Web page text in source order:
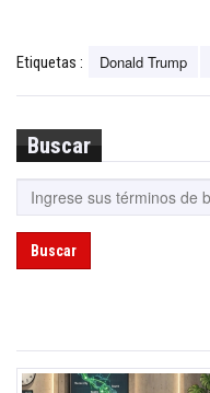
Etiquetas : Donald Trump
Buscar
Buscar